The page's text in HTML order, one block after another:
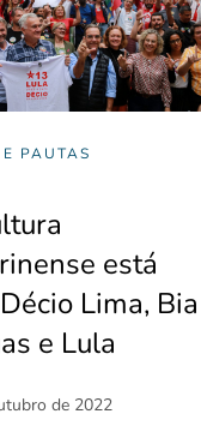
PAUTAS
está
Lima, Bia
e Lula